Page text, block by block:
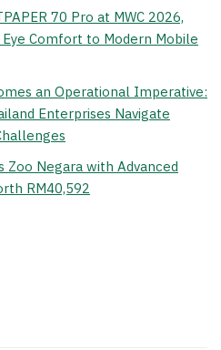
70 Pro at MWC 2026,
Comfort to Modern Mobile
an Operational Imperative:
Enterprises Navigate
Zoo Negara with Advanced
RM40,592